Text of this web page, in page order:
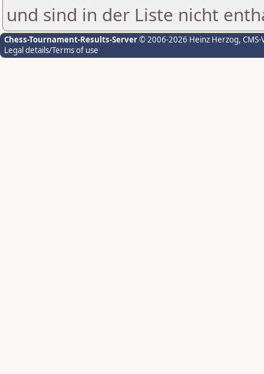
und sind in der Liste nicht
Chess-Tournament-Results-Server© 2006-2026 Heinz Herzog,
Legal details/Terms of use